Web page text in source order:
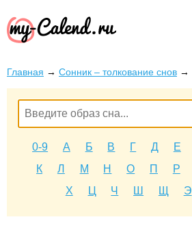
Главная → Сонник – толкование снов →
0-9 А Б В Г Д Е
К
Л М Н О П Р
Х
Ц Ч Ш Щ Э